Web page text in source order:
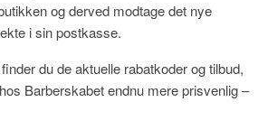
og derved modtage det nye
i sin postkasse.
du de aktuelle rabatkoder og tilbud,
Barberskabet endnu mere prisvenlig –